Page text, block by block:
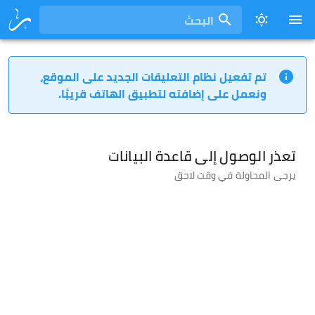
البحث
تم تفعيل نظام التعليقات الجديد على الموقع،
ونعمل على إضافته لتطبيق الهاتف قريبًا.
تعذر الوصول إلى قاعدة البيانات
يرجى المحاولة في وقت لاحق